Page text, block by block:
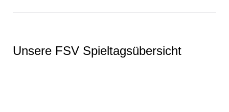
Unsere FSV Spieltagsübersicht